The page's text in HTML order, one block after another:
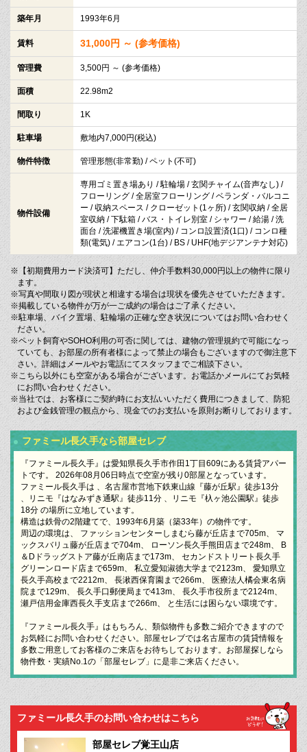
築年月 1993年6月
賃料 31,000円 ～ (参考価格)
管理費 3,500円 ～ (参考価格)
面積 22.98m2
間取り 1K
駐車場 敷地内7,000円(税込)
物件特徴 管理形態(非常勤) / ペット(不可)
物件設備
専用ゴミ置き場あり / 駐輪場 / 玄関チャイム(音声なし) /
フローリング / 全居室フローリング / ベランダ・バルコニ
ー / 収納スペース / クローゼット(1ヶ所) / 玄関収納 / 全居
室収納 / 下駄箱 / バス・トイレ別室 / シャワー / 給湯 / 洗
面台 / 洗濯機置き場(室内) / コンロ設置済(1口) / コンロ種
類(電気) / エアコン(1台) / BS / UHF(地デジアンテナ対応)
※【初期費用カード決済可】ただし、仲介手数料30,000円以上の物件に限り
ます。
※写真や間取り図が現状と相違する場合は現状を優先させていただきます。
※掲載している物件が万が一ご成約の場合はご了承ください。
※駐車場、バイク置場、駐輪場の正確な空き状況についてはお問い合わせく
ださい。
※ペット飼育やSOHO利用の可否に関しては、建物の管理規約で可能になっ
ていても、お部屋の所有者様によって禁止の場合もございますので御注意下
さい。詳細はメールやお電話にてスタッフまでご相談下さい。
※こちら以外にも空室がある場合がございます。お電話かメールにてお気軽
にお問い合わせください。
※当社では、お客様にご契約時にお支払いいただく費用につきまして、防犯
および金銭管理の観点から、現金でのお支払いを原則お断りしております。
ファミール長久手なら部屋セレブ
『ファミール長久手』は愛知県長久手市作田1丁目609にある賃貸アパー
トです。 2026年08月06日時点で空室が残り0部屋となっています。
ファミール長久手は 、名古屋市営地下鉄東山線『藤が丘駅』徒歩13分
、リニモ『はなみずき通駅』徒歩11分 、リニモ『杁ヶ池公園駅』徒歩
18分 の場所に立地しています。
構造は鉄骨の2階建てで、1993年6月築（築33年）の物件です。
周辺の環境は、 ファッションセンターしまむら藤が丘店まで705m、 マ
ックスバリュ藤が丘店まで704m、 ローソン長久手熊田店まで248m、 B
＆Dドラッグストア藤が丘南店まで173m、 セカンドストリート長久手
グリーンロード店まで659m、 私立愛知淑徳大学まで2123m、 愛知県立
長久手高校まで2212m、 長湫西保育園まで266m、 医療法人橘会東名病
院まで129m、 長久手口郵便局まで413m、 長久手市役所まで2124m、
瀬戸信用金庫西長久手支店まで266m、 と生活には困らない環境です。
『ファミール長久手』はもちろん、類似物件も多数ご紹介できますので
お気軽にお問い合わせください。部屋セレブでは名古屋市の賃貸情報を
多数ご用意してお客様のご来店をお待ちしております。お部屋探しなら
物件数・実績No.1の「部屋セレブ」に是非ご来店ください。
ファミール長久手のお問い合わせはこちら
部屋セレブ覚王山店